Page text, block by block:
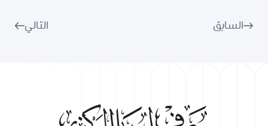
السابق التالي